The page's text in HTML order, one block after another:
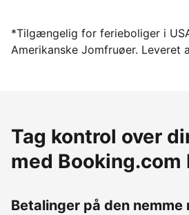
*Tilgængelig for ferieboliger i
Amerikanske Jomfruøer. Leveret
Tag kontrol over
med Booking.com
Betalinger på den nemme